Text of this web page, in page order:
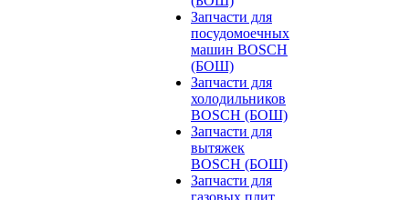
Запчасти для
посудомоечных
машин BOSCH
(БОШ)
Запчасти для
холодильников
BOSCH (БОШ)
Запчасти для
вытяжек
BOSCH (БОШ)
Запчасти для